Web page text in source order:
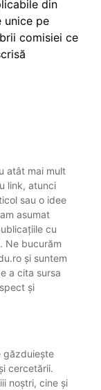
din
unice pe
comisiei ce
atât mai mult
link, atunci
sau o idee
asumat
cu
Ne bucurăm
și suntem
a cita sursa
și
găzduiește
cercetării.
noștri, cine și